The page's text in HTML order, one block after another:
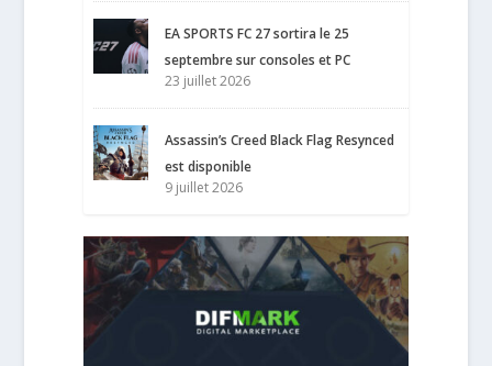
EA SPORTS FC 27 sortira le 25
septembre sur consoles et PC
23 juillet 2026
Assassin’s Creed Black Flag Resynced
est disponible
9 juillet 2026